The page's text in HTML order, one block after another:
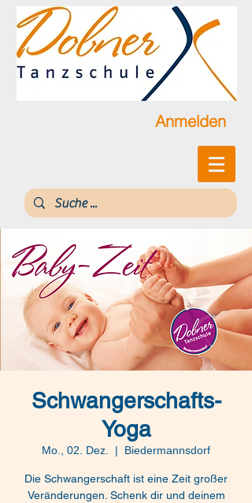
Anmelden
Schwangerschafts-
Yoga
Mo., 02. Dez.
  |
Biedermannsdorf
Die Schwangerschaft ist eine Zeit großer
Veränderungen. Schenk dir und deinem